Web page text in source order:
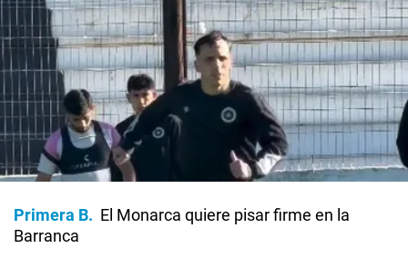
Primera B
El Monarca quiere pisar firme en la
Barranca